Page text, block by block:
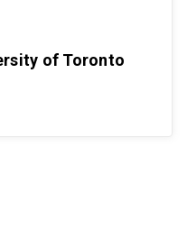
of Toronto